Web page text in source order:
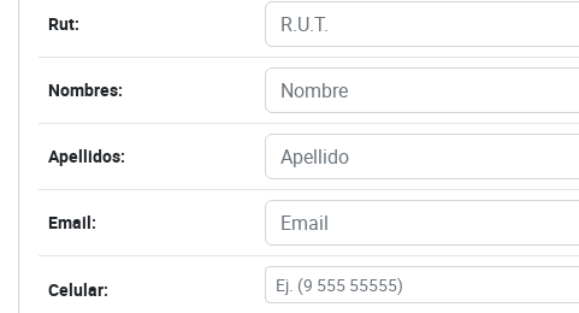
Rut:
Nombres:
Apellidos:
Email:
Celular: